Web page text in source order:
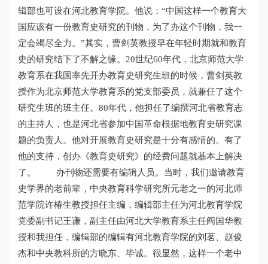
辑部也可设在河北教育学院。他说：“中国这样一个教育大
国应该有一份教育史研究的刊物，为了办这个刊物，我一
定会竭尽全力。”其实，曹剑英教授早在年轻时期就和教育
史的研究结下了不解之缘。20世纪60年代，北京师范大学
教育系在我国率先开办教育史研究生班的时候，曹剑英教
授作为北京师范大学教育系的党支部委员，就兼任了这个
研究生班的班主任。80年代，他担任了编撰河北省教育志
的主持人，也是河北省参加中国革命根据地教育史研究课
题的负责人。他对开展教育史研究是十分有感情的。有了
他的支持，创办《教育史研究》的经费问题就基本上解决
了。 办刊物还需要有编辑人员。当时，我们邀请教育
史学界的老前辈，中央教育科学研究所元老之一的河北师
范学院许椿生教授担任主编，编辑部主任为河北教育学院
党委副书记王谦，副主任由河北大学教育系主任阎国华教
授和我担任，编辑部的编辑有河北教育学院的刘茗、赵俊
杰和中央教科所的方晓东、毕诚。很显然，这样一个老中